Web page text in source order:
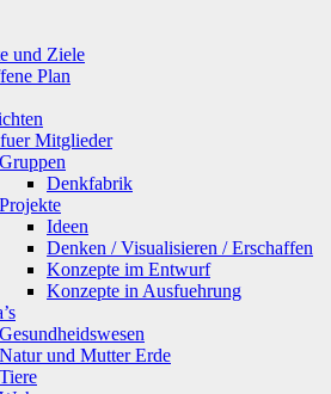
und Ziele
Plan
Mitglieder
Gruppen
Denkfabrik
Projekte
Ideen
Denken / Visualisieren / Erschaffen
Konzepte im Entwurf
Konzepte in Ausfuehrung
Gesundheidswesen
Natur und Mutter Erde
Tiere